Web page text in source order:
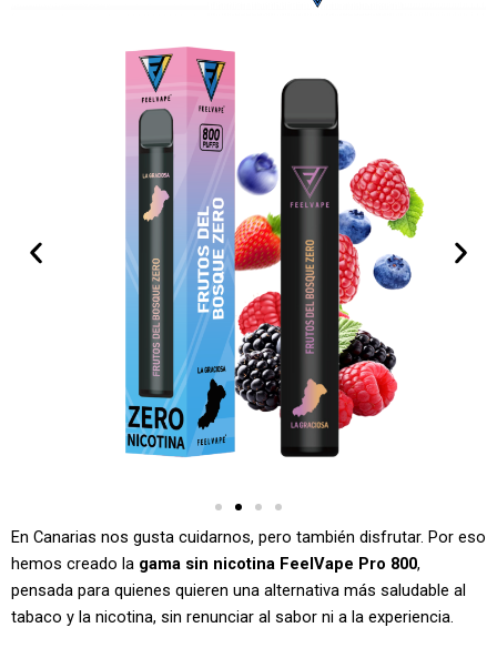
En Canarias nos gusta cuidarnos, pero también disfrutar. Por eso
hemos creado la gama sin nicotina FeelVape Pro 800,
pensada para quienes quieren una alternativa más saludable al
tabaco y la nicotina, sin renunciar al sabor ni a la experiencia.